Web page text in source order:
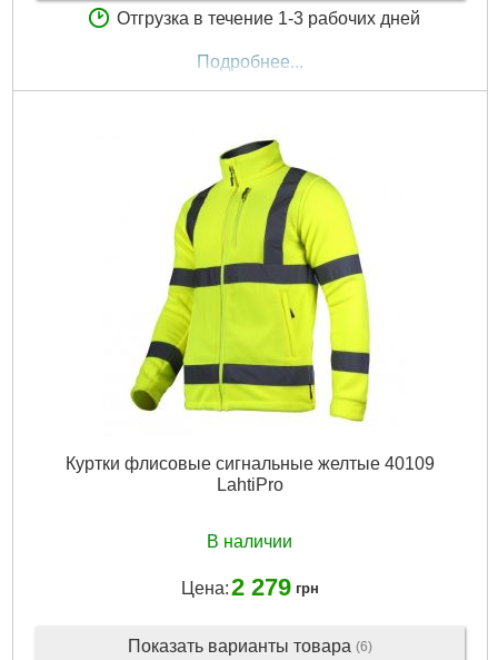
Отгрузка в течение 1-3 рабочих дней
Подробнее...
Куртки флисовые сигнальные желтые 40109
LahtiPro
В наличии
Цена:2 279 грн
Показать варианты товара (6)